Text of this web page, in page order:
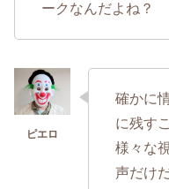
ークなんだよね？
確かに
に残す
様々な
声だけ